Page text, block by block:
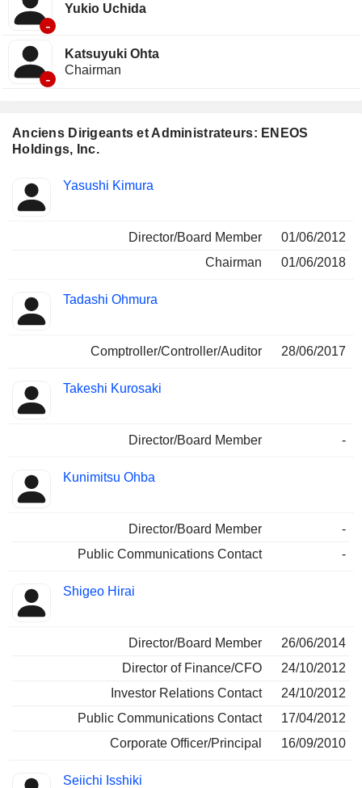
Anciens Dirigeants et Administrateurs: ENEOS
Holdings, Inc.
Insider
Fonctions
Yasushi Kimura
Director/Board Member
01/06/2012
Chairman
01/06/2018
Tadashi Ohmura
Comptroller/Controller/Auditor 28/06/2017
Takeshi Kurosaki
Director/Board Member -
Kunimitsu Ohba
Director/Board Member
-
Public Communications Contact
-
Shigeo Hirai
Director/Board Member
26/06/2014
Director of Finance/CFO
24/10/2012
Investor Relations Contact
24/10/2012
Public Communications Contact
17/04/2012
Corporate Officer/Principal
16/09/2010
Seiichi Isshiki
-
Yukio Uchida
-
Katsuyuki Ohta
Chairman